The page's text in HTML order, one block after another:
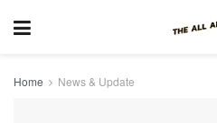
Home News & Update